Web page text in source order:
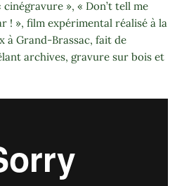
», « Don’t tell me
! », film expérimental réalisé à la
à Grand-Brassac, fait de
archives, gravure sur bois et